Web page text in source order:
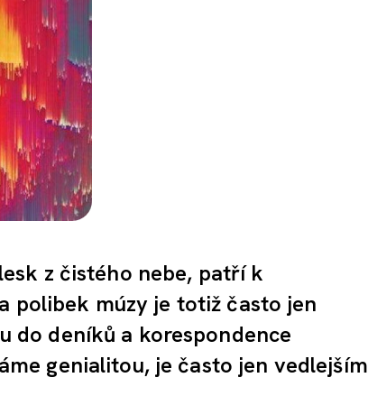
z čistého nebe, patří k
polibek múzy je totiž často jen
do deníků a korespondence
genialitou, je často jen vedlejším